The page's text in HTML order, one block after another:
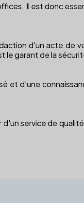
Il est donc
d'un acte de
garant de la
et d'une
service de